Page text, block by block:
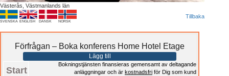
Västerås, Västmanlands län
SVENSKA ENGLISH DANSK NORSK
Tillbaka
Förfrågan – Boka konferens Home Hotel Etage
Lägg till
Start
Bokningstjänsten finansieras gemensamt av deltagande
anläggningar och är kostnadsfri för Dig som kund